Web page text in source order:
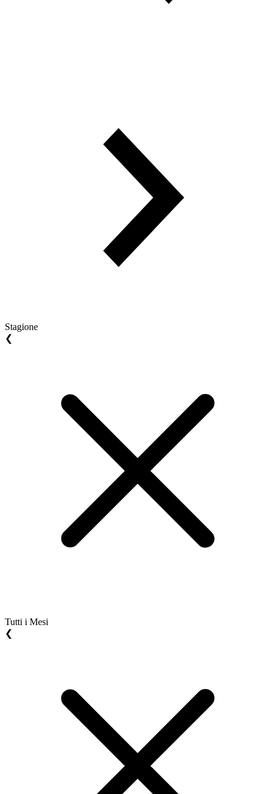
Stagione
❮
Tutti i Mesi
❮